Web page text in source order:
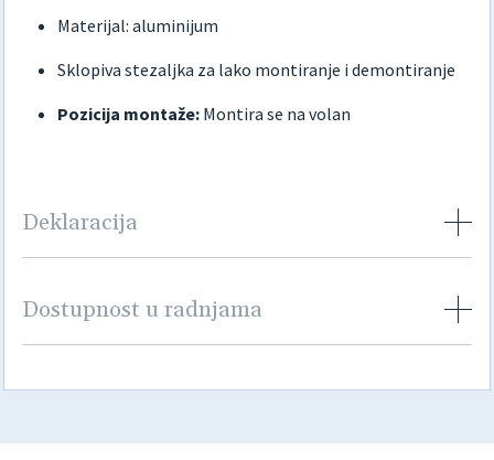
Materijal: aluminijum
Sklopiva stezaljka za lako montiranje i demontiranje
Pozicija montaže: Montira se na volan
Deklaracija
Dostupnost u radnjama